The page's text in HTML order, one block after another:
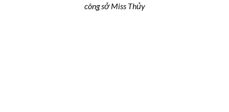
công sở Miss Thủy